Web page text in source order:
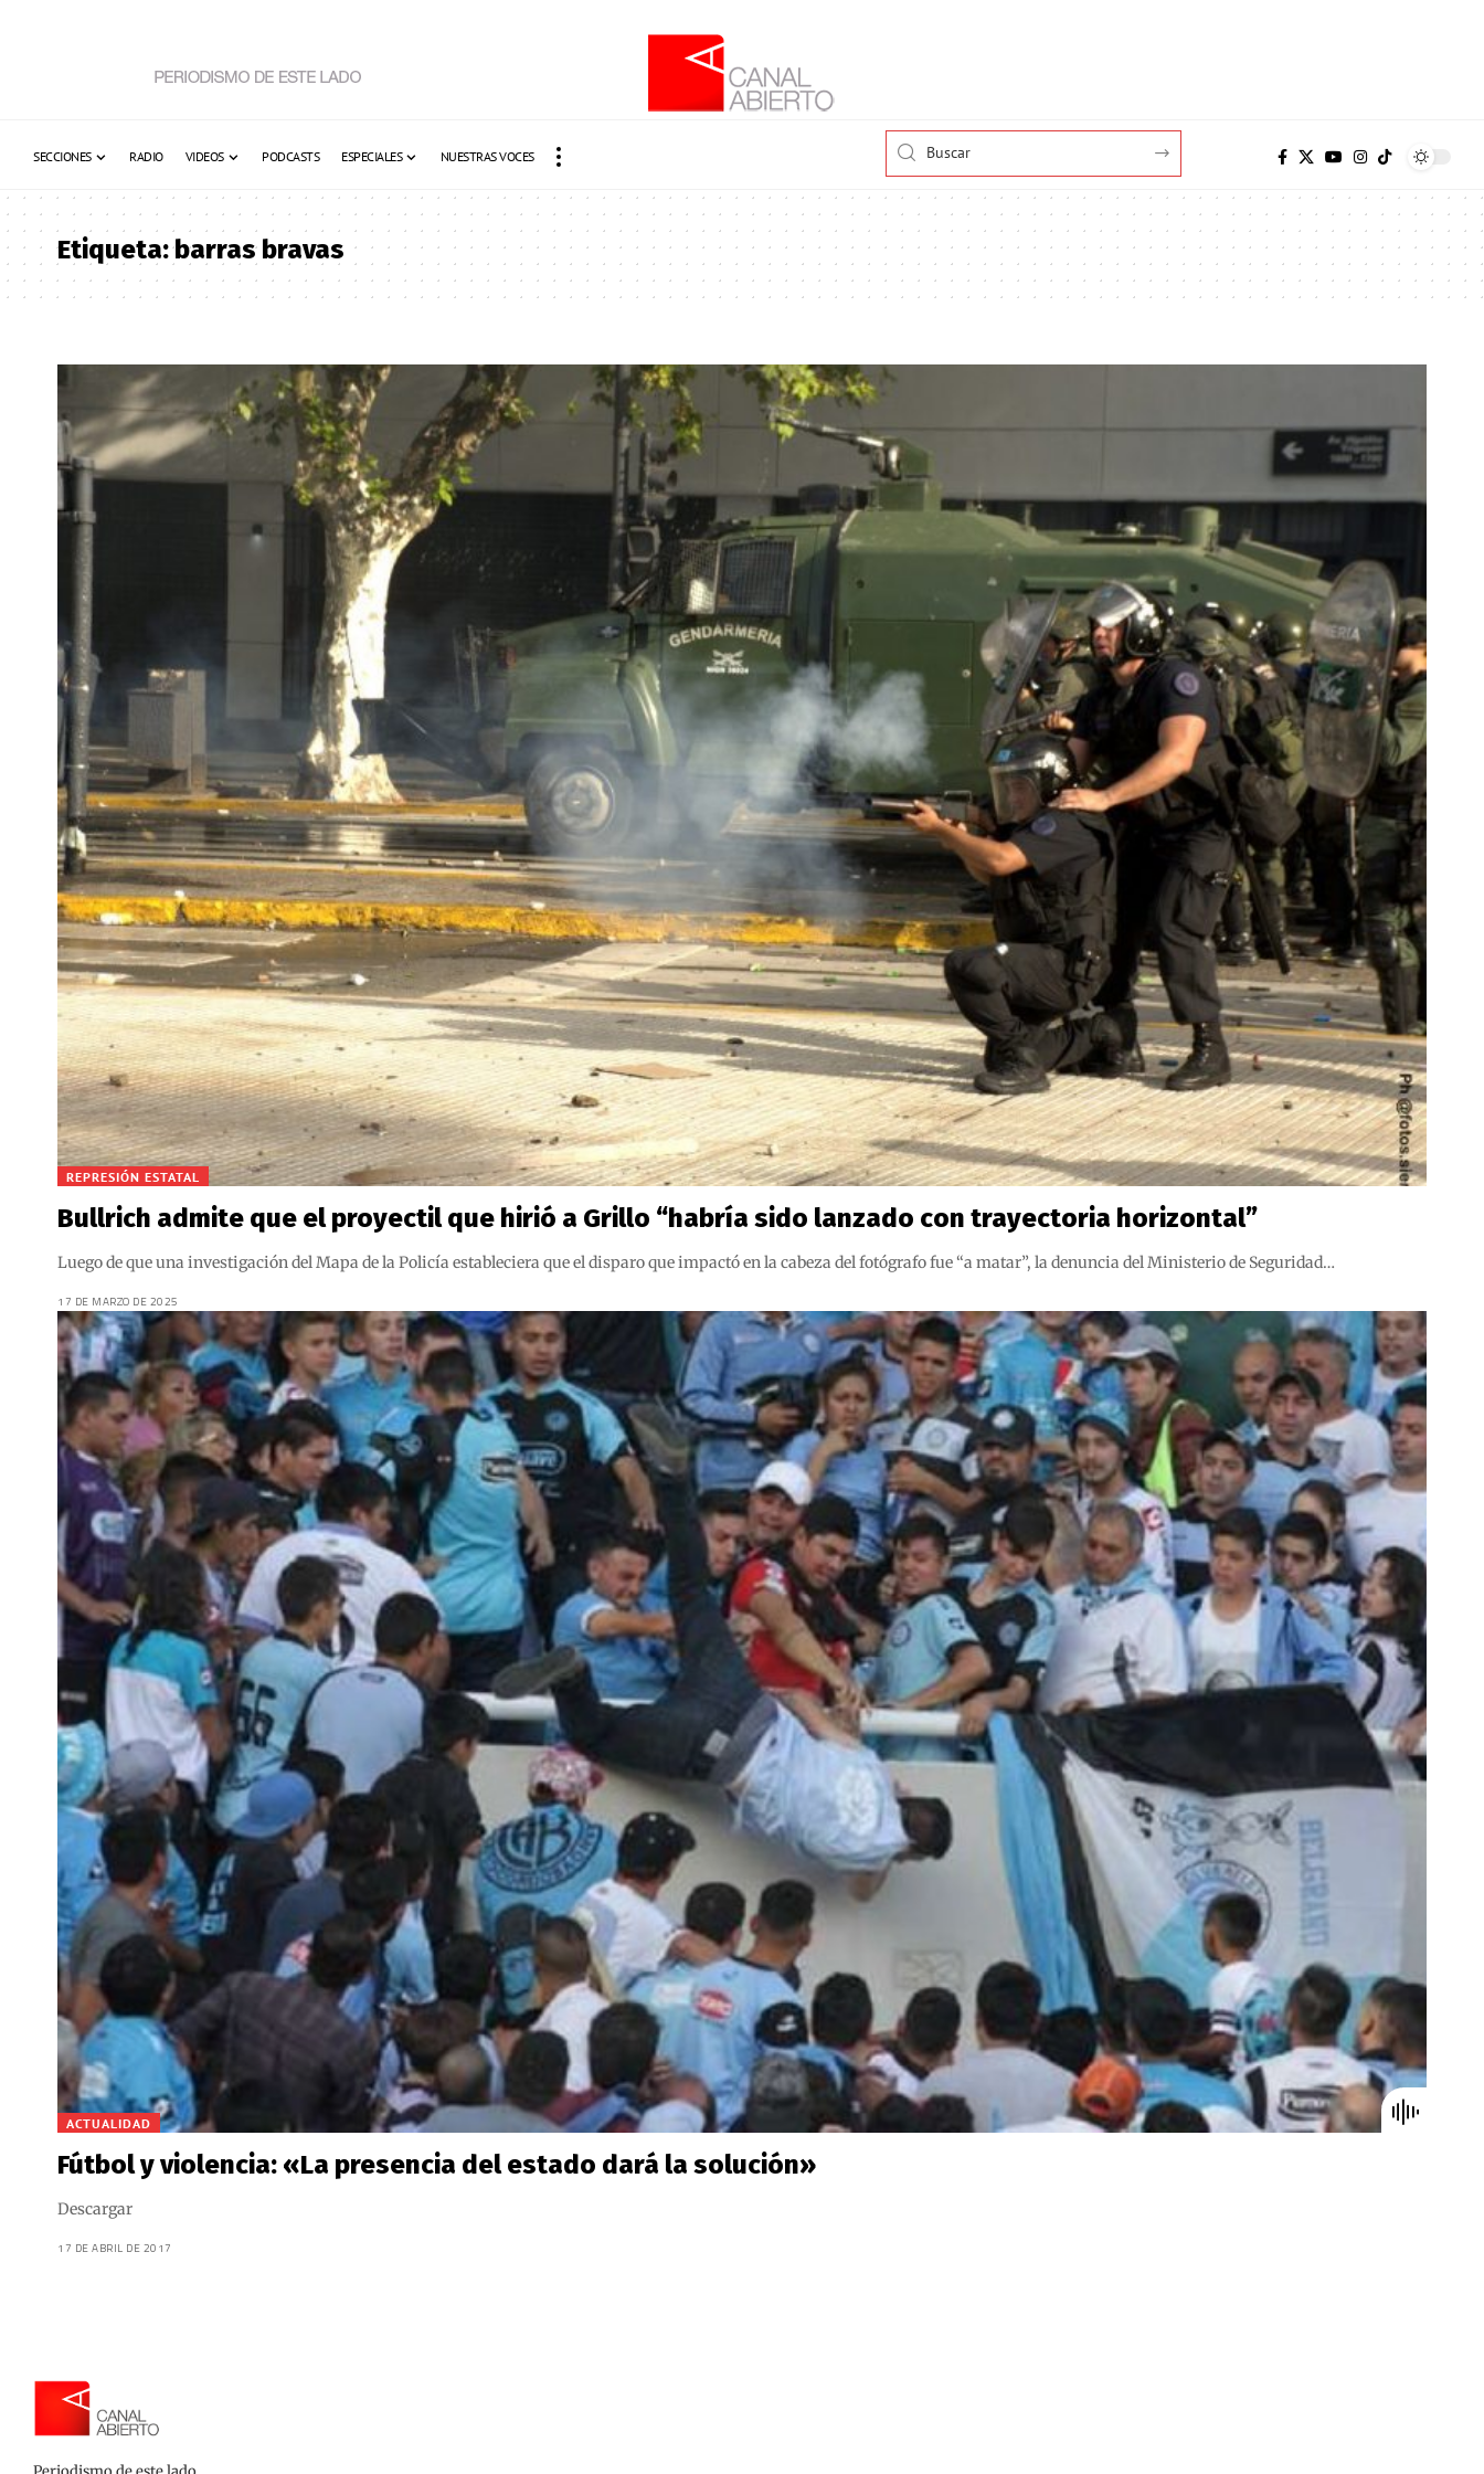
SECCIONES RADIO VIDEOS PODCASTS ESPECIALES NUESTRAS VOCES
Etiqueta:barras bravas
REPRESIÓN ESTATAL
Bullrich admite que el proyectil que hirió a Grillo “habría sido lanzado con trayectoria horizontal”
Luego de que una investigación del Mapa de la Policía estableciera que el disparo que impactó en la cabeza del fotógrafo fue “a matar”, la denuncia del Ministerio de Seguridad…
17 DE MARZO DE 2025
ACTUALIDAD
Fútbol y violencia: «La presencia del estado dará la solución»
Descargar
17 DE ABRIL DE 2017